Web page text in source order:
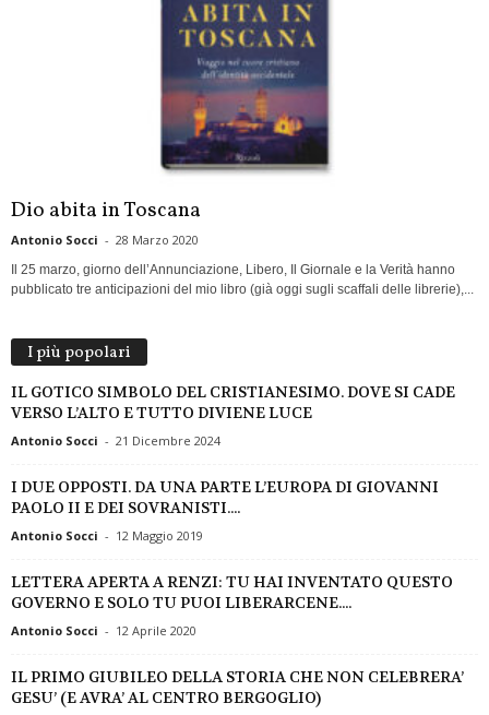
Dio abita in Toscana
Antonio Socci - 28 Marzo 2020
Il 25 marzo, giorno dell’Annunciazione, Libero, Il Giornale e la Verità hanno
pubblicato tre anticipazioni del mio libro (già oggi sugli scaffali delle librerie),...
I più popolari
IL GOTICO SIMBOLO DEL CRISTIANESIMO. DOVE SI CADE
VERSO L’ALTO E TUTTO DIVIENE LUCE
Antonio Socci - 21 Dicembre 2024
I DUE OPPOSTI. DA UNA PARTE L’EUROPA DI GIOVANNI
PAOLO II E DEI SOVRANISTI....
Antonio Socci - 12 Maggio 2019
LETTERA APERTA A RENZI: TU HAI INVENTATO QUESTO
GOVERNO E SOLO TU PUOI LIBERARCENE....
Antonio Socci - 12 Aprile 2020
IL PRIMO GIUBILEO DELLA STORIA CHE NON CELEBRERA’
GESU’ (E AVRA’ AL CENTRO BERGOGLIO)